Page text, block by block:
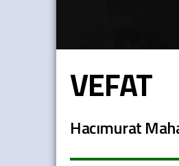
VEFAT
Hacımurat